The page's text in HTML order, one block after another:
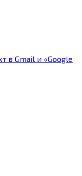
в Gmail и «Google